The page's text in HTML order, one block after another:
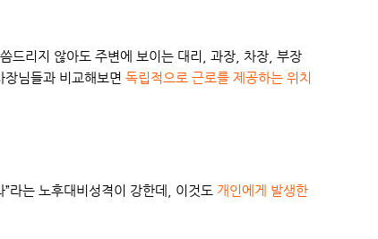
드리지 않아도 주변에 보이는 대리, 과장, 차장, 부장
님들과 비교해보면 독립적으로 근로를 제공하는 위치
라는 노후대비성격이 강한데, 이것도 개인에게 발생한